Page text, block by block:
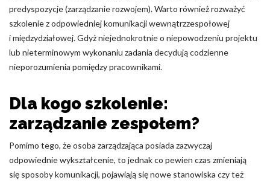
predyspozycje (zarządzanie rozwojem). Warto również rozważyć
szkolenie z odpowiedniej komunikacji wewnątrzzespołowej
i międzydziałowej. Gdyż niejednokrotnie o niepowodzeniu projektu
lub nieterminowym wykonaniu zadania decydują codzienne
nieporozumienia pomiędzy pracownikami.
Dla kogo szkolenie:
zarządzanie zespołem?
Pomimo tego, że osoba zarządzająca posiada zazwyczaj
odpowiednie wykształcenie, to jednak co pewien czas zmieniają
się sposoby komunikacji, pojawiają się nowe stanowiska czy też